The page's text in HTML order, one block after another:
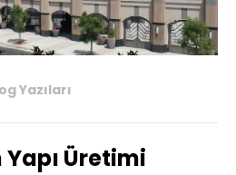
Yazıları
Üretimi